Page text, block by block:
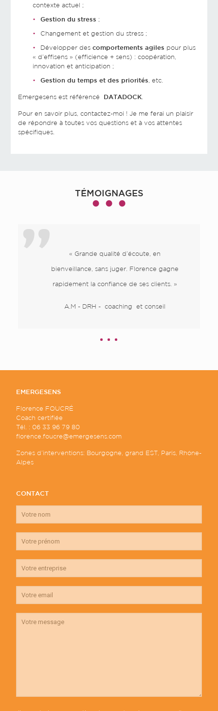
contexte actuel ;
Gestion du stress ;
Changement et gestion du stress ;
Développer des comportements agiles pour plus
« d’effisens » (efficience + sens) : coopération,
innovation et anticipation ;
Gestion du temps et des priorités, etc.
Emergesens est référencé DATADOCK.
Pour en savoir plus, contactez-moi ! Je me ferai un plaisir
de répondre à toutes vos questions et à vos attentes
spécifiques.
TÉMOIGNAGES
● ● ●
« Grande qualité d’écoute, en
bienveillance, sans juger. Florence gagne
rapidement la confiance de ses clients. »
A.M - DRH - coaching et conseil
EMERGESENS
Florence FOUCRÉ
Coach certifiée
Tél. : 06 33 96 79 80
florence.foucre@emergesens.com
Zones d’interventions: Bourgogne, grand EST, Paris, Rhône-
Alpes
CONTACT